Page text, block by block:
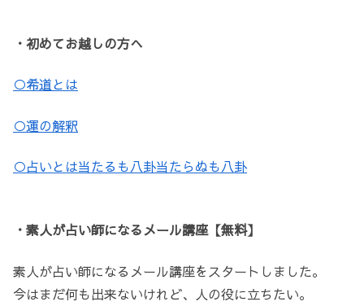
・初めてお越しの方へ
○希道とは
○運の解釈
○占いとは当たるも八卦当たらぬも八卦
・素人が占い師になるメール講座【無料】
素人が占い師になるメール講座をスタートしました。
今はまだ何も出来ないけれど、人の役に立ちたい。